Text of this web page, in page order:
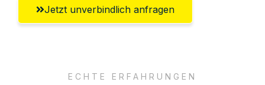
Jetzt unverbindlich anfragen
ECHTE ERFAHRUNGEN